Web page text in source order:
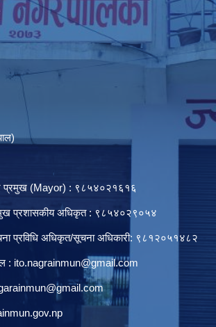
प्रमुख (Mayor) : ९८५४०२१६१६
प्रशासकीय अधिकृत : ९८५४०२९०५४
प्रविधि अधिकृत/सूचना अधिकारी: ९८१२०५१४८२
: ito.nagrainmun@gmail.com